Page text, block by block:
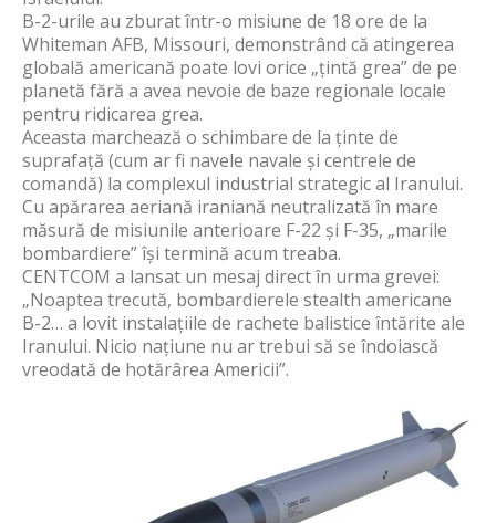
B-2-urile au zburat într-o misiune de 18 ore de la
Whiteman AFB, Missouri, demonstrând că atingerea
globală americană poate lovi orice „țintă grea” de pe
planetă fără a avea nevoie de baze regionale locale
pentru ridicarea grea.
Aceasta marchează o schimbare de la ținte de
suprafață (cum ar fi navele navale și centrele de
comandă) la complexul industrial strategic al Iranului.
Cu apărarea aeriană iraniană neutralizată în mare
măsură de misiunile anterioare F-22 și F-35, „marile
bombardiere” își termină acum treaba.
CENTCOM a lansat un mesaj direct în urma grevei:
„Noaptea trecută, bombardierele stealth americane
B-2… a lovit instalațiile de rachete balistice întărite ale
Iranului. Nicio națiune nu ar trebui să se îndoiască
vreodată de hotărârea Americii”.